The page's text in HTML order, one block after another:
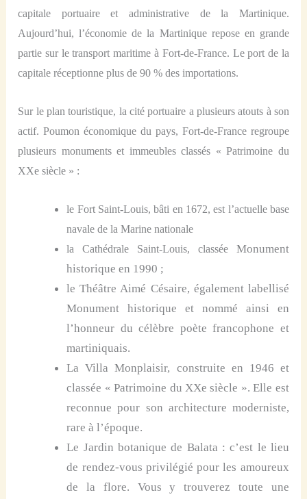
capitale portuaire et administrative de la Martinique.
Aujourd’hui, l’économie de la Martinique repose en grande
partie sur le transport maritime à Fort-de-France. Le port de la
capitale réceptionne plus de 90 % des importations.
Sur le plan touristique, la cité portuaire a plusieurs atouts à son
actif. Poumon économique du pays, Fort-de-France regroupe
plusieurs monuments et immeubles classés « Patrimoine du
XXe siècle » :
le Fort Saint-Louis, bâti en 1672,est l’actuelle base
navale de la Marine nationale
la Cathédrale Saint-Louis, classée Monument
historique en 1990 ;
le Théâtre Aimé Césaire, également labellisé
Monument historiqueet nommé ainsi en
l’honneur du célèbre poète francophone et
martiniquais.
La Villa Monplaisir, construite en 1946 et
classée « Patrimoine du XXe siècle ».Elle est
reconnue pour son architecture moderniste,
rare à l’époque.
Le Jardin botanique de Balata :c’est le lieu
de rendez-vous privilégié pour les amoureux
de la flore. Vous y trouverez toute une